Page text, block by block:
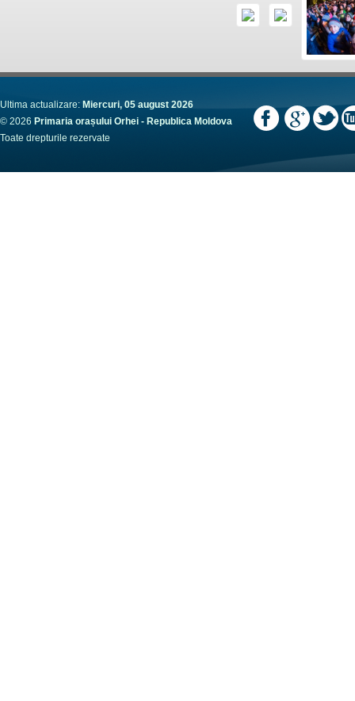
Ultima actualizare: Miercuri, 05 august 2026
© 2026 Primaria orașului Orhei - Republica Moldova
Toate drepturile rezervate